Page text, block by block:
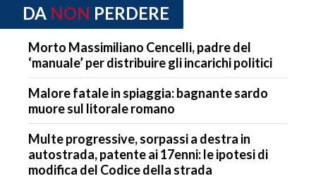
DA NON PERDERE
Morto Massimiliano Cencelli, padre del
‘manuale’ per distribuire gli incarichi politici
Malore fatale in spiaggia: bagnante sardo
muore sul litorale romano
Multe progressive, sorpassi a destra in
autostrada, patente ai 17enni: le ipotesi di
modifica del Codice della strada